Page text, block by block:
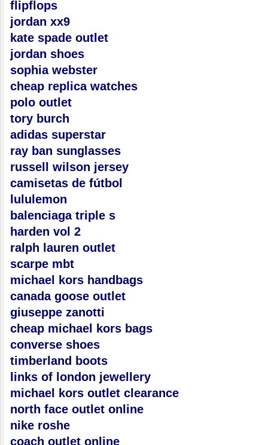
flipflops
jordan xx9
kate spade outlet
jordan shoes
sophia webster
cheap replica watches
polo outlet
tory burch
adidas superstar
ray ban sunglasses
russell wilson jersey
camisetas de fútbol
lululemon
balenciaga triple s
harden vol 2
ralph lauren outlet
scarpe mbt
michael kors handbags
canada goose outlet
giuseppe zanotti
cheap michael kors bags
converse shoes
timberland boots
links of london jewellery
michael kors outlet clearance
north face outlet online
nike roshe
coach outlet online